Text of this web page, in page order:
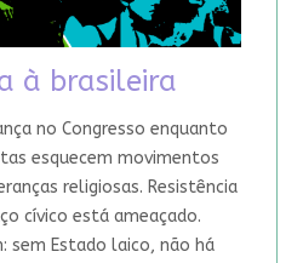
à brasileira
no Congresso enquanto
esquecem movimentos
religiosas. Resistência
cívico está ameaçado.
sem Estado laico, não há